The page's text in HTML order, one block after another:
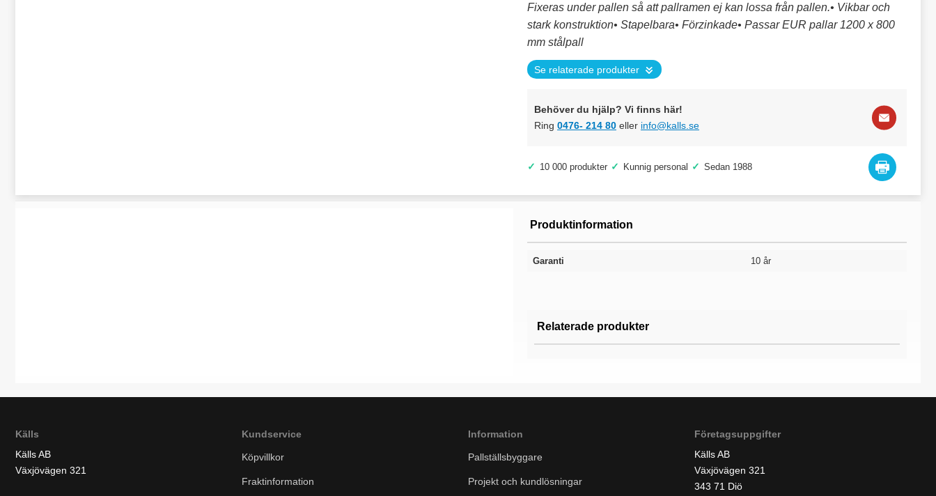
Fixeras under pallen så att pallramen ej kan lossa från pallen.• Vikbar och
stark konstruktion• Stapelbara• Förzinkade• Passar EUR pallar 1200 x 800
mm stålpall
Se relaterade produkter
Behöver du hjälp? Vi finns här!
Ring 0476- 214 80 eller info@kalls.se
✓ 10 000 produkter ✓ Kunnig personal ✓ Sedan 1988
Produktinformation
Garanti 10 år
Relaterade produkter
Källs
Källs AB
Växjövägen 321
Kundservice
Köpvillkor
Fraktinformation
Information
Pallställsbyggare
Projekt och kundlösningar
Företagsuppgifter
Källs AB
Växjövägen 321
343 71 Diö